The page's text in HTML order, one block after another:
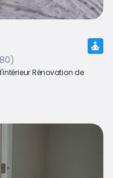
Rénovation de